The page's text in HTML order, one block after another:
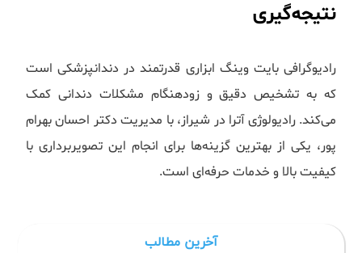
نتیجه‌گیری
رادیوگرافی بایت وینگ ابزاری قدرتمند در دندانپزشکی است
که به تشخیص دقیق و زودهنگام مشکلات دندانی کمک
می‌کند. رادیولوژی آترا در شیراز، با مدیریت دکتر احسان بهرام
پور، یکی از بهترین گزینه‌ها برای انجام این تصویربرداری با
کیفیت بالا و خدمات حرفه‌ای است.
آخرین مطالب